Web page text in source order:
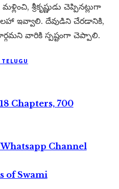
శ్రీకృష్ణుడు చెప్పినట్లుగా
ఇవ్వాలి. దేవుడిని చేరడానికి,
వారికి స్పష్టంగా చెప్పాలి.
Chapters, 700
Channel
of Swami